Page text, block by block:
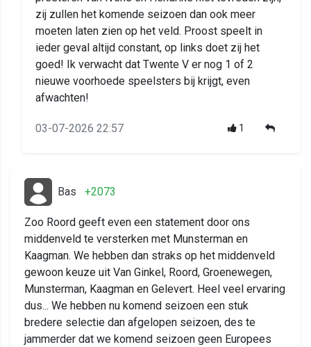
zij zullen het komende seizoen dan ook meer
moeten laten zien op het veld. Proost speelt in
ieder geval altijd constant, op links doet zij het
goed! Ik verwacht dat Twente V er nog 1 of 2
nieuwe voorhoede speelsters bij krijgt, even
afwachten!
03-07-2026 22:57 1
Bas +2073
Zoo Roord geeft even een statement door ons
middenveld te versterken met Munsterman en
Kaagman. We hebben dan straks op het middenveld
gewoon keuze uit Van Ginkel, Roord, Groenewegen,
Munsterman, Kaagman en Gelevert. Heel veel ervaring
dus... We hebben nu komend seizoen een stuk
bredere selectie dan afgelopen seizoen, des te
jammerder dat we komend seizoen geen Europees